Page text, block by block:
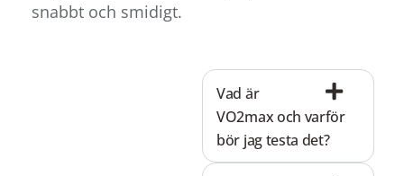
snabbt och smidigt.
Vad är
VO2max och varför
bör jag testa det?